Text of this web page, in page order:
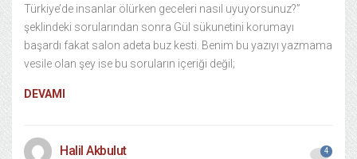
Türkiye’de insanlar ölürken geceleri nasıl uyuyorsunuz?”
şeklindeki sorularından sonra Gül sükunetini korumayı
başardı fakat salon adeta buz kesti. Benim bu yazıyı yazmama
vesile olan şey ise bu soruların içeriği değil;
DEVAMI
Halil Akbulut 4